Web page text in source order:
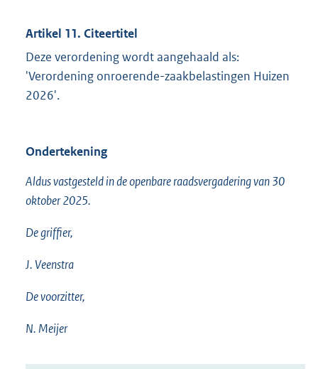
Artikel 11. Citeertitel
Deze verordening wordt aangehaald als:
'Verordening onroerende-zaakbelastingen Huizen
2026'.
Ondertekening
Aldus vastgesteld in de openbare raadsvergadering van 30
oktober 2025.
De griffier,
J. Veenstra
De voorzitter,
N. Meijer